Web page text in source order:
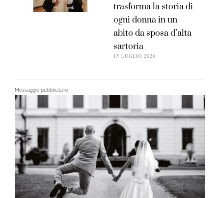
trasforma la storia di
ogni donna in un
abito da sposa d’alta
sartoria
15 LUGLIO 2026
Messaggio pubblicitario